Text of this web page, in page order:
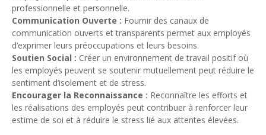
professionnelle et personnelle.
Communication Ouverte : Fournir des canaux de
communication ouverts et transparents permet aux employés
d’exprimer leurs préoccupations et leurs besoins.
Soutien Social : Créer un environnement de travail positif où
les employés peuvent se soutenir mutuellement peut réduire le
sentiment d’isolement et de stress.
Encourager la Reconnaissance : Reconnaître les efforts et
les réalisations des employés peut contribuer à renforcer leur
estime de soi et à réduire le stress lié aux attentes élevées.